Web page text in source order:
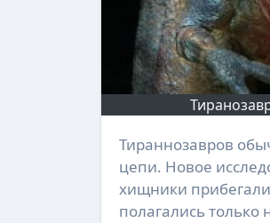
Тираннозавров обычно представляют доминирующими охотниками на вершине пищевой
цепи. Новое
хищники
полагались